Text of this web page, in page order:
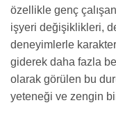
özellikle genç
işyeri değişiklikleri,
deneyimlerle
giderek daha fazla
olarak görülen bu
yeteneği ve zengin